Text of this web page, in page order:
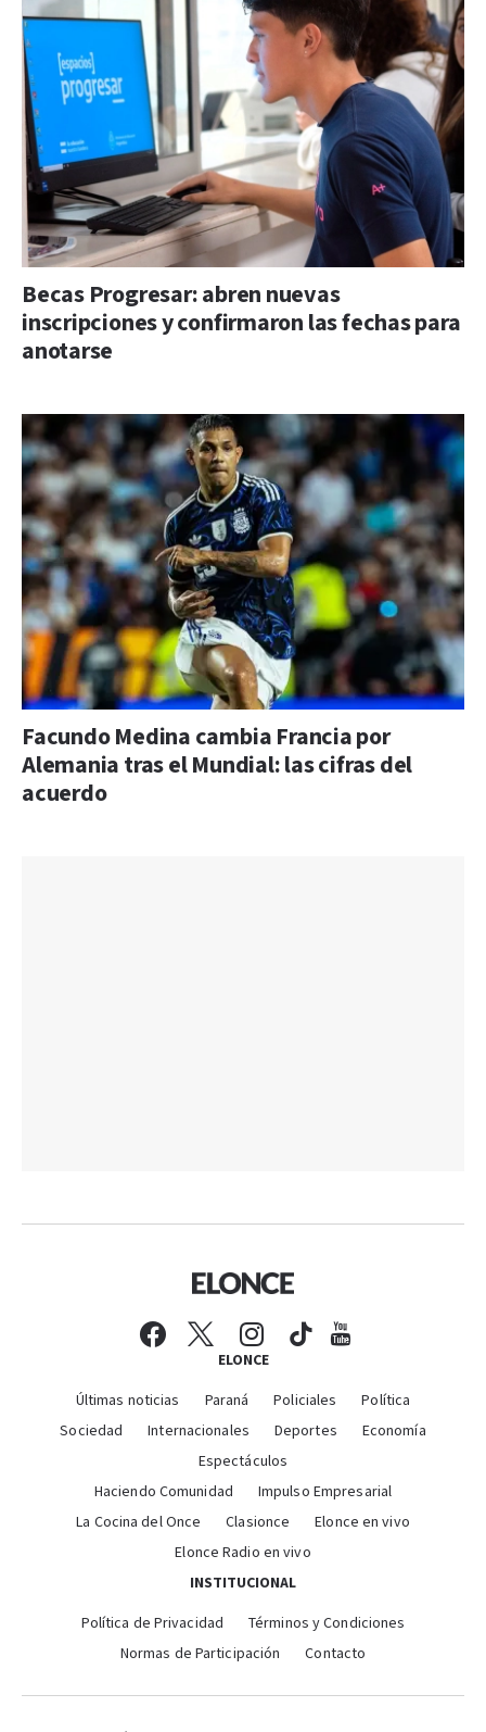
Becas Progresar: abren nuevas
inscripciones y confirmaron las fechas para
anotarse
Facundo Medina cambia Francia por
Alemania tras el Mundial: las cifras del
acuerdo
ELONCE
Últimas noticias Paraná Policiales
Política
Sociedad
Internacionales Deportes
Economía
Espectáculos
Haciendo Comunidad
Impulso Empresarial
La Cocina del Once
Clasionce
Elonce en vivo
Elonce Radio en vivo
INSTITUCIONAL
Política de Privacidad
Términos y Condiciones
Normas de Participación
Contacto